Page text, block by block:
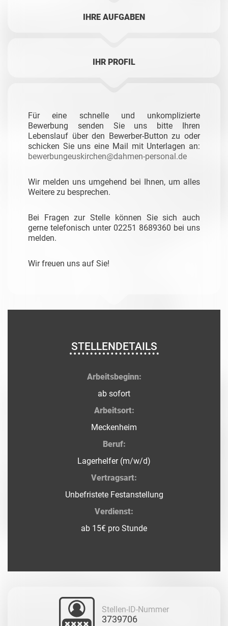
IHRE AUFGABEN
IHR PROFIL
Für eine schnelle und unkomplizierte
Bewerbung senden Sie uns bitte Ihren
Lebenslauf über den Bewerber-Button zu oder
schicken Sie uns eine Mail mit Unterlagen an:
bewerbungeuskirchen@dahmen-personal.de
Wir melden uns umgehend bei Ihnen, um alles
Weitere zu besprechen.
Bei Fragen zur Stelle können Sie sich auch
gerne telefonisch unter 02251 8689360 bei uns
melden.
Wir freuen uns auf Sie!
STELLENDETAILS
Arbeitsbeginn:
ab sofort
Arbeitsort:
Meckenheim
Beruf:
Lagerhelfer (m/w/d)
Vertragsart:
Unbefristete Festanstellung
Verdienst:
ab 15€ pro Stunde
Stellen-ID-Nummer
3739706